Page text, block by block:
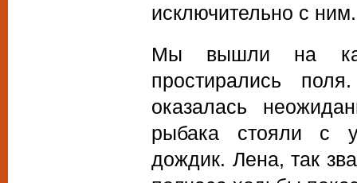
исключительно с ним.
Мы вышли на
простирались
оказалась
рыбака стояли с
дождик. Лена, так